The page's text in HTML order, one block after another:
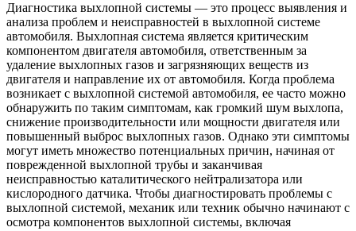
Диагностика выхлопной системы — это процесс выявления и
анализа проблем и неисправностей в выхлопной системе
автомобиля. Выхлопная система является критическим
компонентом двигателя автомобиля, ответственным за
удаление выхлопных газов и загрязняющих веществ из
двигателя и направление их от автомобиля. Когда проблема
возникает с выхлопной системой автомобиля, ее часто можно
обнаружить по таким симптомам, как громкий шум выхлопа,
снижение производительности или мощности двигателя или
повышенный выброс выхлопных газов. Однако эти симптомы
могут иметь множество потенциальных причин, начиная от
поврежденной выхлопной трубы и заканчивая
неисправностью каталитического нейтрализатора или
кислородного датчика. Чтобы диагностировать проблемы с
выхлопной системой, механик или техник обычно начинают с
осмотра компонентов выхлопной системы, включая